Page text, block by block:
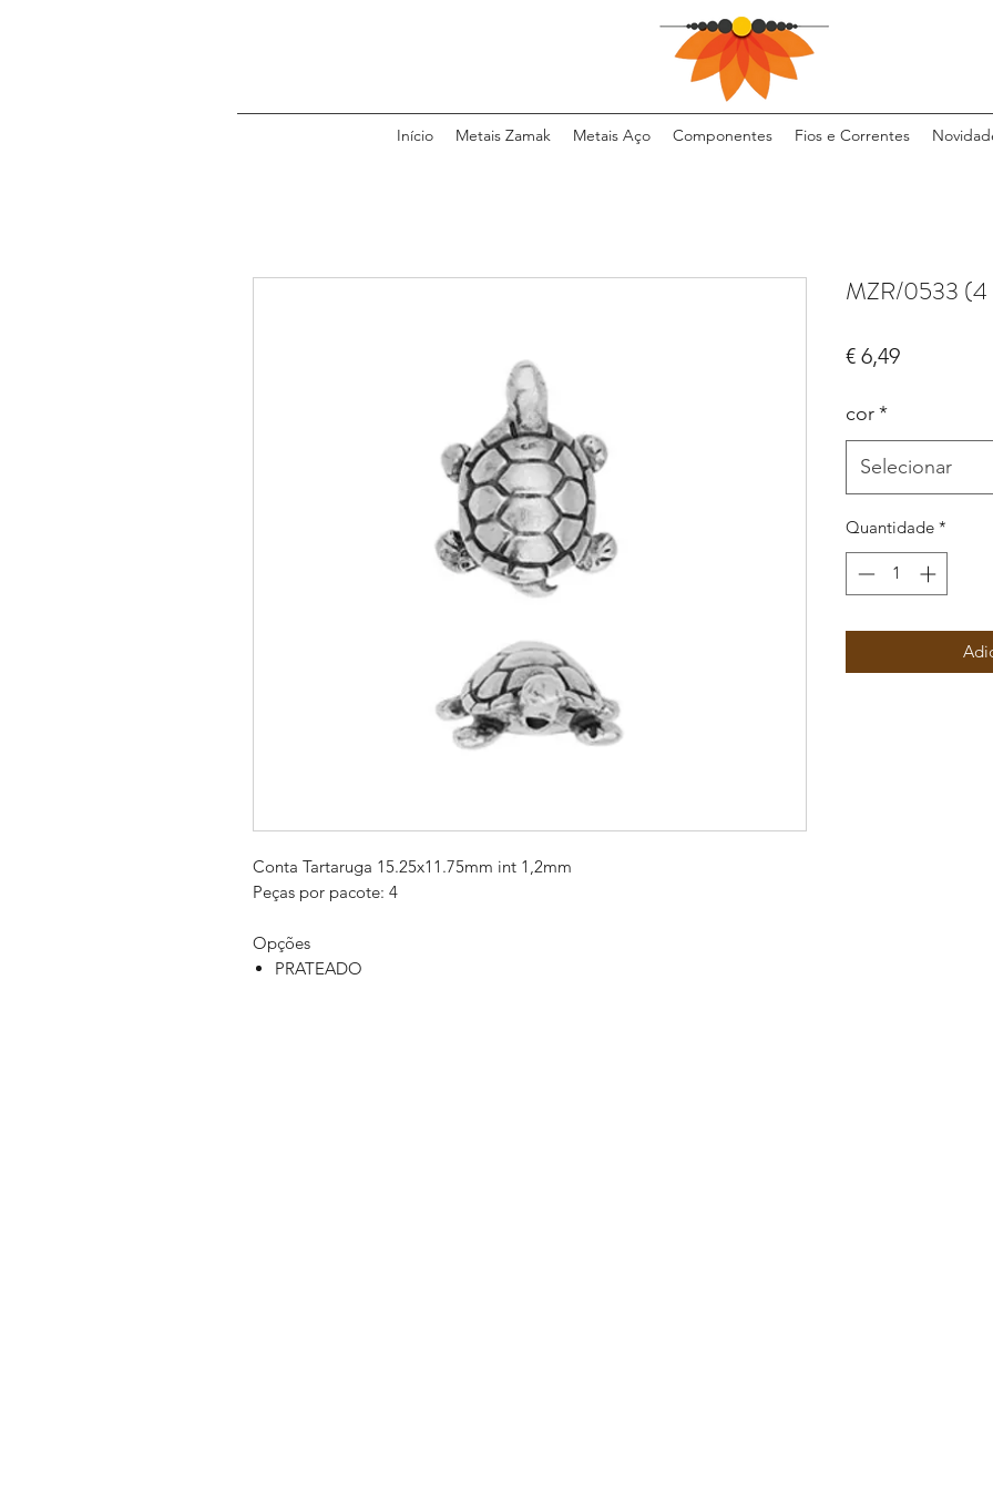
Início Metais Zamak Metais Aço Componentes Fios e Correntes
Conta Tartaruga 15.25x11.75mm int 1,2mm
Peças por pacote: 4
Opções
PRATEADO
MZR/0533 (4
€ 6,49Preço
cor*
Selecionar
Quantidade *